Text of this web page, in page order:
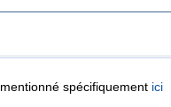
spécifiquement ici